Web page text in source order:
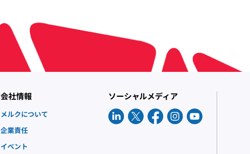
会社情報
メルクについて
企業責任
イベント
ソーシャルメディア